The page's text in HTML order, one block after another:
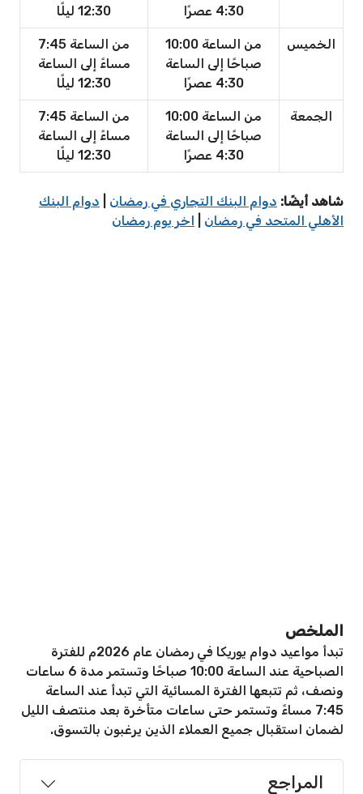
4:30 عصرًا 12:30 ليلًا
الخميس
من الساعة 10:00
صباحًا إلى الساعة
4:30 عصرًا
من الساعة 7:45
مساءً إلى الساعة
12:30 ليلًا
الجمعة
من الساعة 10:00
صباحًا إلى الساعة
4:30 عصرًا
من الساعة 7:45
مساءً إلى الساعة
12:30 ليلًا
شاهد أيضًا: دوام البنك التجاري في رمضان
دوام البنك
الأهلي المتحد في رمضان
اخر يوم رمضان
الملخص
تبدأ مواعيد دوام يوريكا في رمضان عام 2026م للفترة
الصباحية عند الساعة 10:00 صباحًا وتستمر مدة 6 ساعات
ونصف، ثم تتبعها الفترة المسائية التي تبدأ عند الساعة
7:45 مساءً وتستمر حتى ساعات متأخرة بعد منتصف الليل
لضمان استقبال جميع العملاء الذين يرغبون بالتسوق.
المراجع